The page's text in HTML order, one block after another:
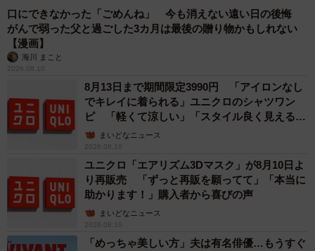
6/6
2025年8月19日。11代目ユウユウ、搬入翌日の姿（かごしま水族館提供）
いおワールドかごしま水族館
口にできなかった「ごめんね」 今も消えない遠い日の後悔
がんで弱った父と過ごした3カ月は最後の贈り物かもしれない
【漫画】
海川 まこと
2026.08.10
8月13日まで期間限定3990円 「アイロンなし
でキレイに着られる」ユニクロのシャツワン
ピ 「軽くて涼しい」「スタイル良く見える」
の声まいどなニュース
2026.08.10
ユニクロ「エアリズム3Dマスク」が8月10日よ
り再販売 「ずっと再販を願ってて」「本当に
助かります！」購入者から喜びの声
まいどなニュース
2026.08.10
「めっちゃ美しい方」夫は有名俳優…もうすぐ